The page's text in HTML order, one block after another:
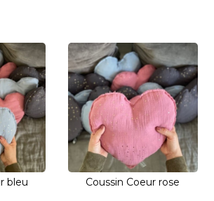
bleu Coussin Coeur rose